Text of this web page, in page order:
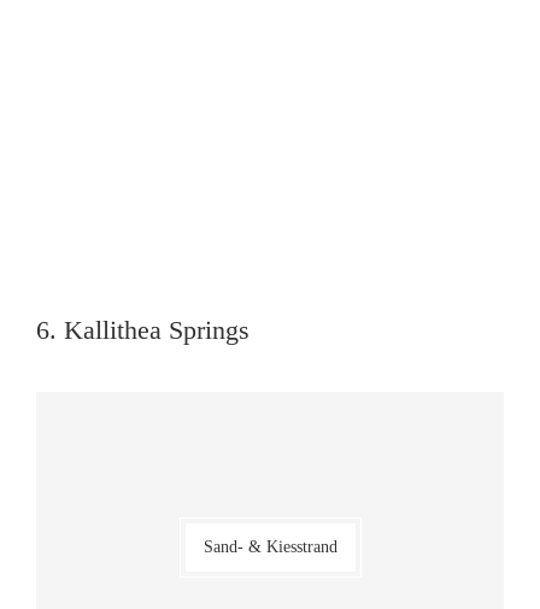
6. Kallithea Springs
Sand- & Kiesstrand